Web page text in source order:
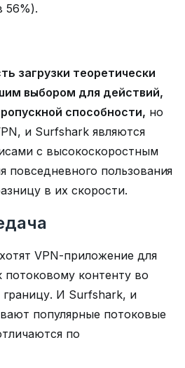
56%).
загрузки теоретически
выбором для действий,
способности, но
и Surfshark являются
с высокоскоростным
повседневного пользования
в их скорости.
VPN-приложение для
потоковому контенту во
И Surfshark, и
популярные потоковые
по